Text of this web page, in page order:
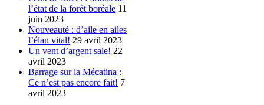
l’état de la forêt boréale 11
juin 2023
Nouveauté : d’aile en ailes
l’élan vital! 29 avril 2023
Un vent d’argent sale! 22
avril 2023
Barrage sur la Mécatina :
Ce n’est pas encore fait! 7
avril 2023